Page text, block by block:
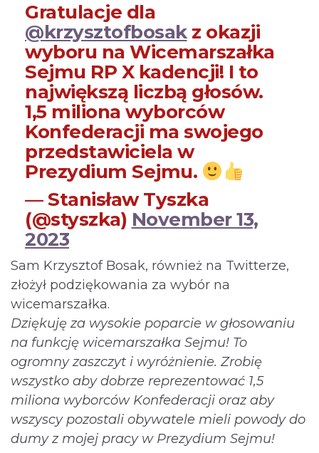
Gratulacje dla
@krzysztofbosakz okazji
wyboru na Wicemarszałka
Sejmu RP X kadencji! I to
największą liczbą głosów.
1,5 miliona wyborców
Konfederacji ma swojego
przedstawiciela w
Prezydium Sejmu.
— Stanisław Tyszka
(@styszka) November 13,
2023
Sam Krzysztof Bosak, również na Twitterze,
złożył podziękowania za wybór na
wicemarszałka.
Dziękuję za wysokie poparcie w głosowaniu
na funkcję wicemarszałka Sejmu! To
ogromny zaszczyt i wyróżnienie. Zrobię
wszystko aby dobrze reprezentować 1,5
miliona wyborców Konfederacji oraz aby
wszyscy pozostali obywatele mieli powody do
dumy z mojej pracy w Prezydium Sejmu!